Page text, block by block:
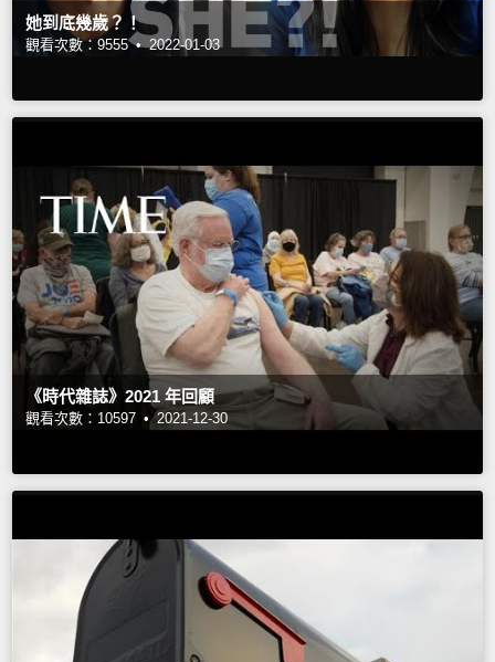
她到底幾歲？！
觀看次數：9555 • 2022-01-03
《時代雜誌》2021 年回顧
觀看次數：10597 • 2021-12-30